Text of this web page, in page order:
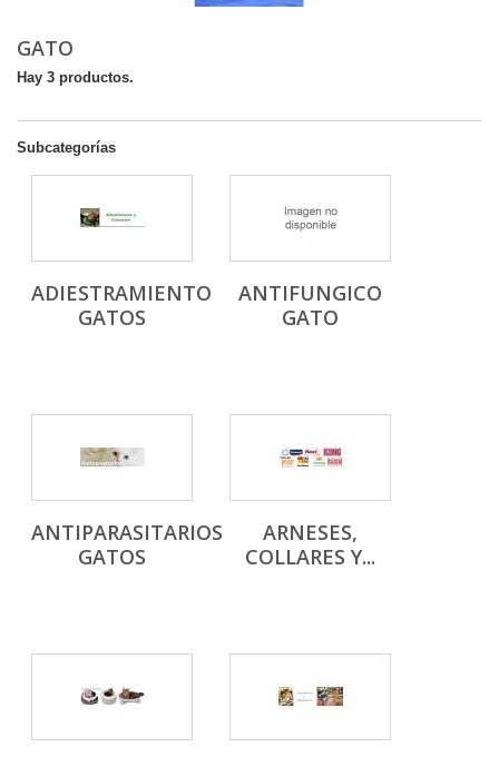
GATO
Hay 3 productos.
Subcategorías
ADIESTRAMIENTO
GATOS
ANTIFUNGICO
GATO
ANTIPARASITARIOS
GATOS
ARNESES,
COLLARES Y...